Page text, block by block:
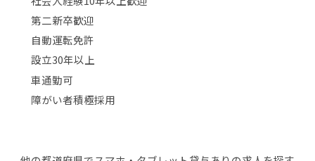
第二新卒歓迎
自動運転免許
設立30年以上
車通勤可
障がい者積極採用